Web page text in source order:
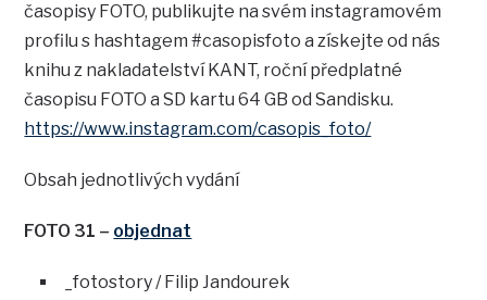
časopisy FOTO, publikujte na svém instagramovém
profilu s hashtagem #casopisfoto a získejte od nás
knihu z nakladatelství KANT, roční předplatné
časopisu FOTO a SD kartu 64 GB od Sandisku.
https://www.instagram.com/casopis_foto/
Obsah jednotlivých vydání
FOTO 31 – objednat
_fotostory / Filip Jandourek